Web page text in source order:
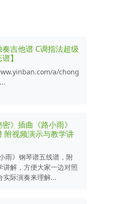
吉他谱 C调指法超级
】
a/chong
密》插曲《路小雨》
附视频演示与教学讲
雨》钢琴谱五线谱，附
讲解，方便大家一边对照
实际演奏来理解...